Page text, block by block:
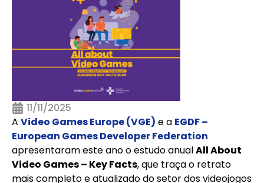
11/11/2025
A Video Games Europe (VGE) e a EGDF –
European Games Developer Federation
apresentaram este ano o estudo anualAll About
Video Games – Key Facts, que traça o retrato
mais completo e atualizado do setor dos videojogos